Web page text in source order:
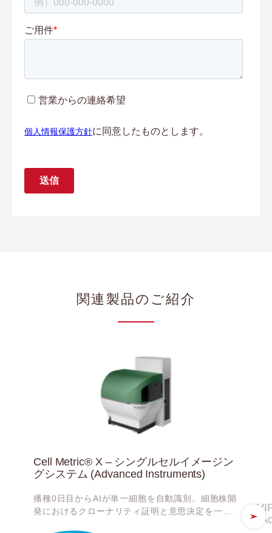
関連製品のご紹介
Cell Metric® X – シングルセルイメージン
グシステム (Advanced Instruments)
播種0日目からAIが単一細胞を自動識別。細胞株開
発におけるクローナリティ証明と意思決定を一気